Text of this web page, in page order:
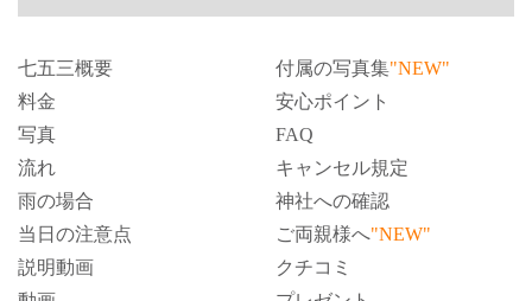
七五三概要
料金
写真
流れ
雨の場合
当日の注意点
説明動画
付属の写真集"NEW"
安心ポイント
FAQ
キャンセル規定
神社への確認
ご両親様へ"NEW"
クチコミ